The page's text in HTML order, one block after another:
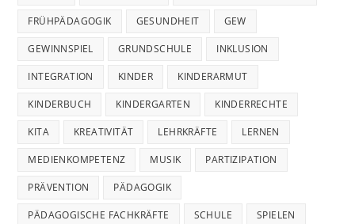
FRÜHPÄDAGOGIK GESUNDHEIT GEW
GEWINNSPIEL GRUNDSCHULE INKLUSION
INTEGRATION KINDER KINDERARMUT
KINDERBUCH KINDERGARTEN KINDERRECHTE
KITA KREATIVITÄT LEHRKRÄFTE LERNEN
MEDIENKOMPETENZ MUSIK PARTIZIPATION
PRÄVENTION PÄDAGOGIK
PÄDAGOGISCHE FACHKRÄFTE SCHULE SPIELEN